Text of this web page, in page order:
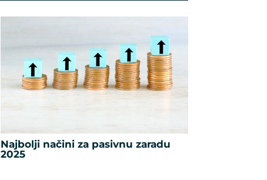
Najbolji načini za pasivnu zaradu
2025